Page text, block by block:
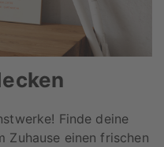
Finde deine
Zuhause einen frischen